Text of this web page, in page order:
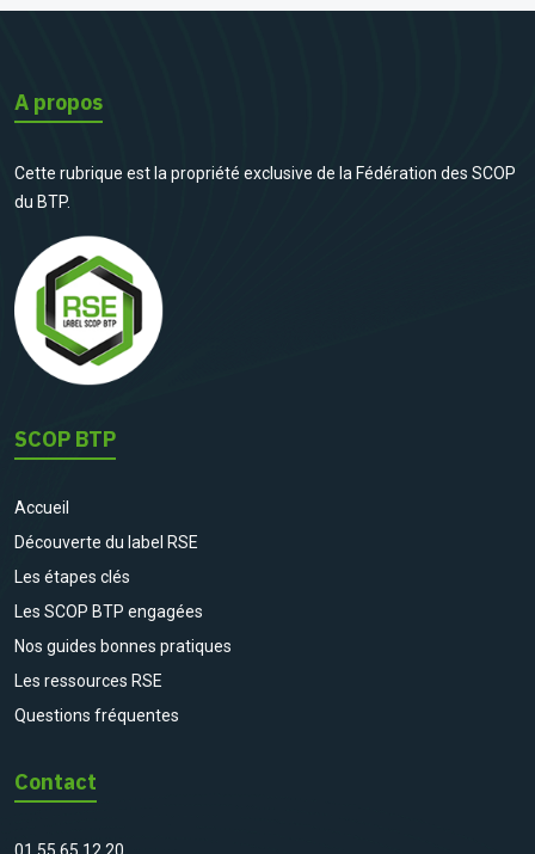
A propos
Cette rubrique est la propriété exclusive de la Fédération des SCOP
du BTP.
SCOP BTP
Accueil
Découverte du label RSE
Les étapes clés
Les SCOP BTP engagées
Nos guides bonnes pratiques
Les ressources RSE
Questions fréquentes
Contact